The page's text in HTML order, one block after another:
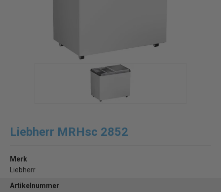
Liebherr MRHsc 2852
Merk
Liebherr
Artikelnummer